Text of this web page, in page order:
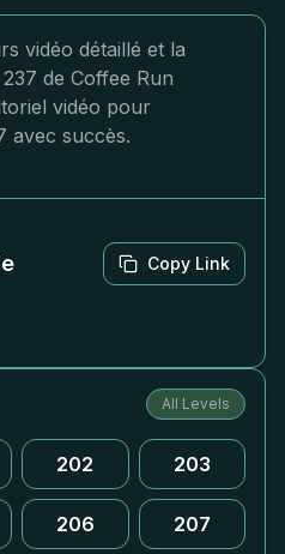
vidéo détaillé et la
de Coffee Run
vidéo pour
avec succès.
Copy Link
All Levels
202 203
206 207